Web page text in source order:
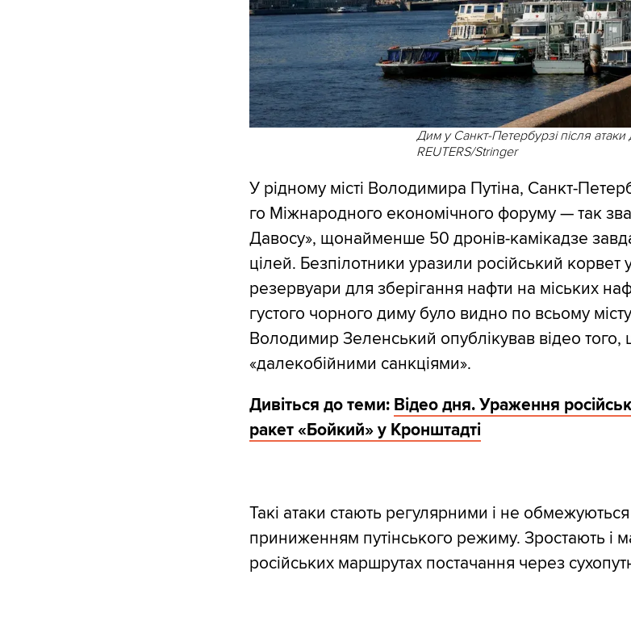
Дим у Санкт-Петербурзі після
REUTERS/Stringer
У рідному місті Володимира Путіна, Санкт-
го Міжнародного економічного форуму — так
Давосу», щонайменше 50 дронів-камікадзе
цілей. Безпілотники уразили російський корвет
резервуари для зберігання нафти на міських
густого чорного диму було видно по всьому
Володимир Зеленський опублікував відео того,
«далекобійними санкціями».
Дивіться до теми: Відео дня. Ураження
ракет «Бойкий» у Кронштадті
Такі атаки стають регулярними і не
приниженням путінського режиму. Зростають і
російських маршрутах постачання через